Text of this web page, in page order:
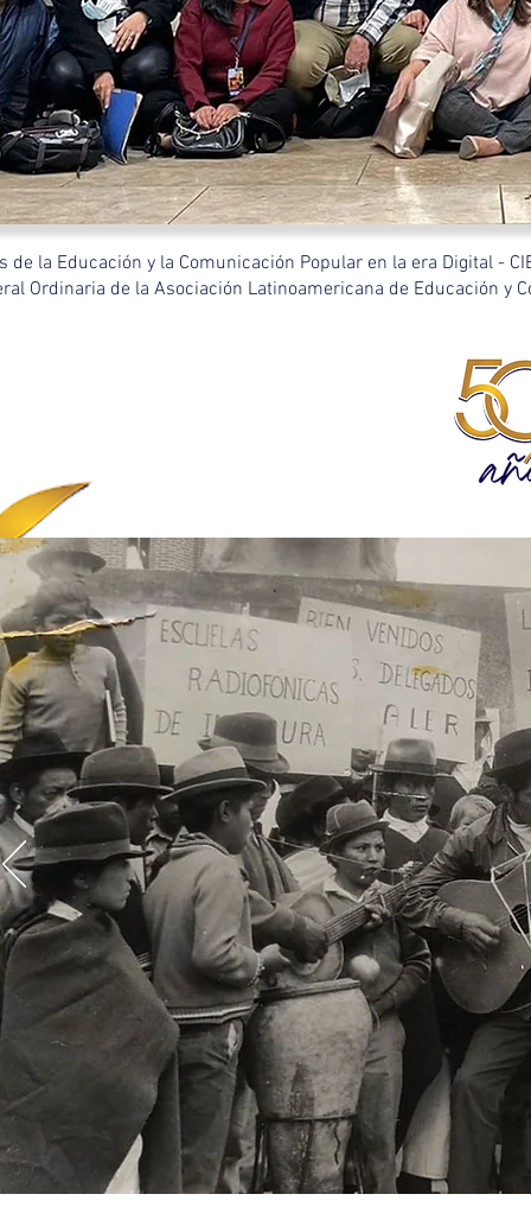
de la Educación y la Comunicación Popular en la era Digital -
Ordinaria de la Asociación Latinoamericana de Educación y